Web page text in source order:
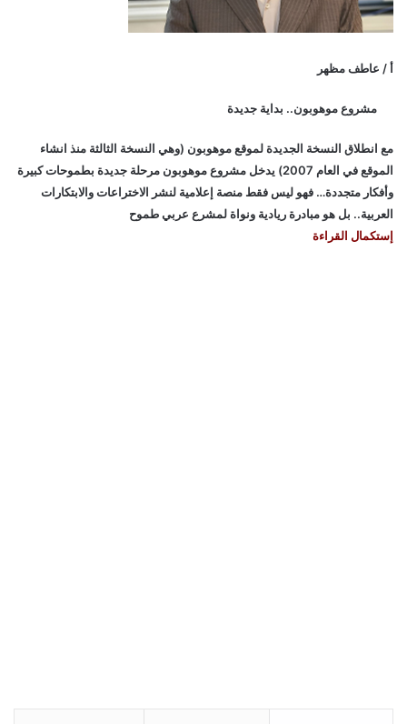
أ / عاطف مظهر
مشروع موهوبون.. بداية جديدة
مع انطلاق النسخة الجديدة لموقع موهوبون (وهي النسخة الثالثة منذ انشاء
الموقع في العام 2007) يدخل مشروع موهوبون مرحلة جديدة بطموحات كبيرة
وأفكار متجددة… فهو ليس فقط منصة إعلامية لنشر الاختراعات والابتكارات
العربية.. بل هو مبادرة ريادية ونواة لمشرع عربي طموح
إستكمال القراءة